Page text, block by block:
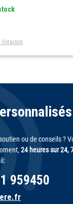
livraison
ou de conseils ?
24 heures sur 24,
959450